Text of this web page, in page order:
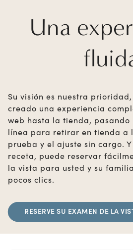
Una
Su visión es nuestra
creado una experiencia
web hasta la tienda, pasando
línea para retirar en tienda a
prueba y el ajuste sin cargo.
receta, puede reservar
la vista para usted y su
pocos clics.
RESERVE SU EXAMEN DE LA